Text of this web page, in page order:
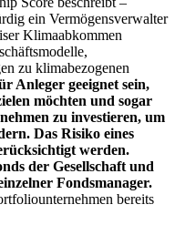
ein Vermögensverwalter
Klimaabkommen
zu klimabezogenen
Anleger geeignet sein,
möchten und sogar
zu investieren, um
Das Risiko eines
werden.
der Gesellschaft und
Fondsmanager.
bereits